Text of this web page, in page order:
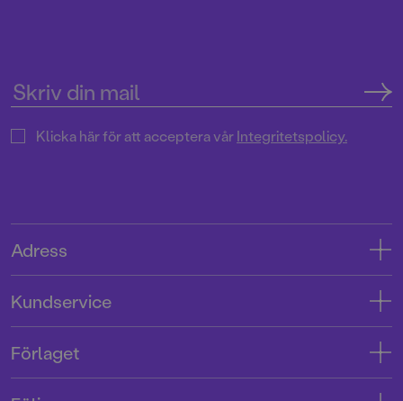
Klicka här för att acceptera vårIntegritetspolicy.
Adress
Tryckerigatan 4
103 12 Stockholm
Kundservice
Förlaget